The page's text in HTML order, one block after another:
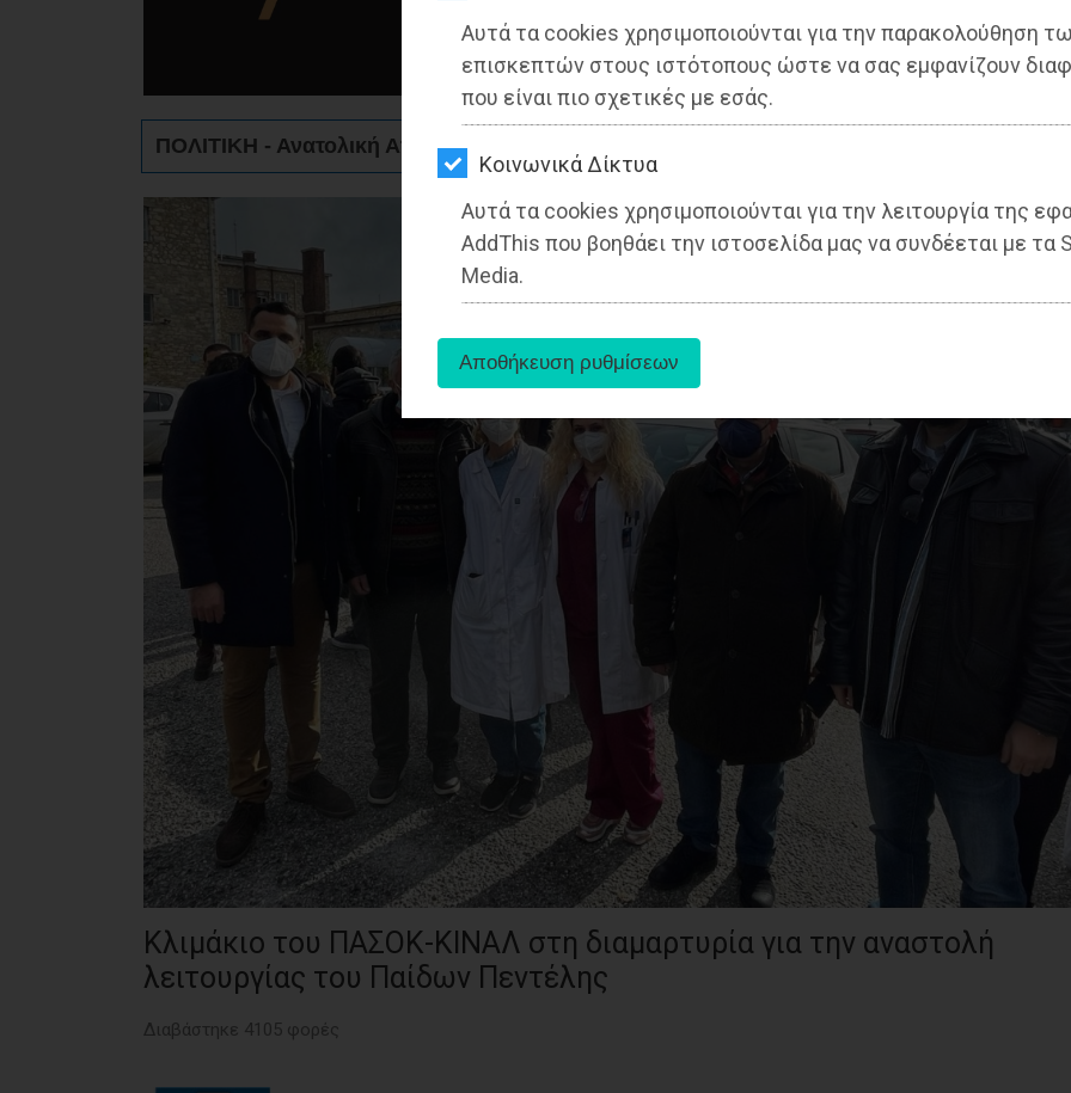
Αυτά τα cookies χρησιμοποιούνται για την παρακολούθηση
επισκεπτών στους ιστότοπους ώστε να σας εμφανίζουν
που είναι πιο σχετικές με εσάς.
Kοινωνικά Δίκτυα
Αυτά τα cookies χρησιμοποιούνται για την λειτουργία της
AddThis που βοηθάει την ιστοσελίδα μας να συνδέεται με τα
Media.
ΕΞΟΔΟΣ
ΠΕΡΙΒΑΛΛΟΝ
ΚΑΤΟΙΚΙΔΙΟ
ΕΦΗΜΕΡΙΔΕΣ
OΔΗΓΟΣ
ΑΓΟΡΑΣ
ΨΙΘΥΡΟΙ
ΑΠΟΣΤΟΛΗ
ΠΟΛΙΤΙΚΗ - Ανατολική Αττική
Κλιμάκιο του ΠΑΣΟΚ-ΚΙΝΑΛ στη διαμαρτυρία για την αναστολή
λειτουργίας του Παίδων Πεντέλης
Διαβάστηκε 4105 φορές